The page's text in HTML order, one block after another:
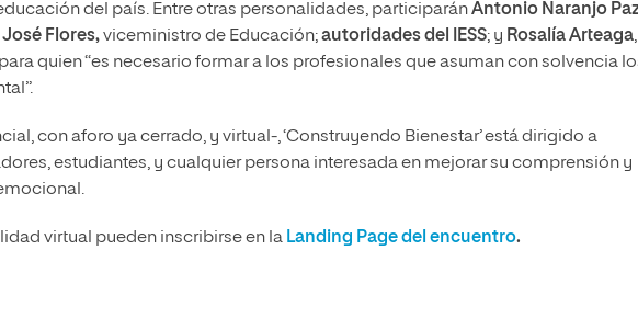
del país. Entre otras personalidades, participaránAntonio Naranjo
José Flores,viceministro de Educación;autoridades del IESS; y Rosalía Arteaga,
quien “es necesario formar a los profesionales que asuman con solvencia
con aforo ya cerrado, y virtual-, ‘Construyendo Bienestar’ está dirigido a
estudiantes, y cualquier persona interesada en mejorar su comprensión y
virtual pueden inscribirse en la Landing Page del encuentro.